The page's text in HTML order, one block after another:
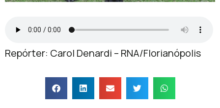
Repórter: Carol Denardi – RNA/Florianópolis